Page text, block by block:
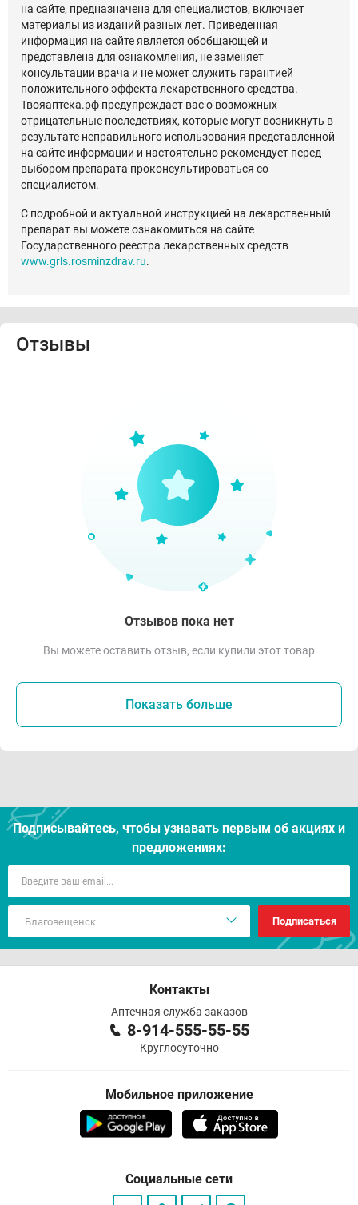
на сайте, предназначена для специалистов, включает
материалы из изданий разных лет. Приведенная
информация на сайте является обобщающей и
представлена для ознакомления, не заменяет
консультации врача и не может служить гарантией
положительного эффекта лекарственного средства.
Твояаптека.рф предупреждает вас о возможных
отрицательные последствиях, которые могут возникнуть в
результате неправильного использования представленной
на сайте информации и настоятельно рекомендует перед
выбором препарата проконсультироваться со
специалистом.
С подробной и актуальной инструкцией на лекарственный
препарат вы можете ознакомиться на сайте
Государственного реестра лекарственных средств
www.grls.rosminzdrav.ru.
Отзывы
Отзывов пока нет
Вы можете оставить отзыв, если купили этот товар
Показать больше
Подписывайтесь, чтобы узнавать первым об акцияx и
предложениях:
Подписаться
Контакты
Аптечная служба заказов
8-914-555-55-55
Круглосуточно
Мобильное приложение
Социальные сети